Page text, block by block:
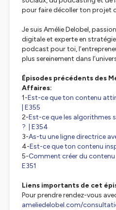
pour faire décoller ton projet
Je suis Amélie Delobel,
digitale et experte en stratégie
podcast pour toi,
plus sereinement dans
Épisodes précédents des
Affaires:
1-Est-ce que ton contenu
| E355
2-Est-ce que les algorithmes
? | E354
3-As-tu une ligne directrice
4-Est-ce que ton contenu
5-Comment créer du contenu
E351
Liens importants de cet
Pour prendre rendez-vous
ameliedelobel.com/